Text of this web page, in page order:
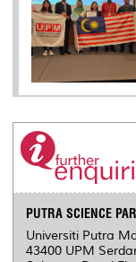
PUTRA SCIENCE
Universiti Putra
43400 UPM